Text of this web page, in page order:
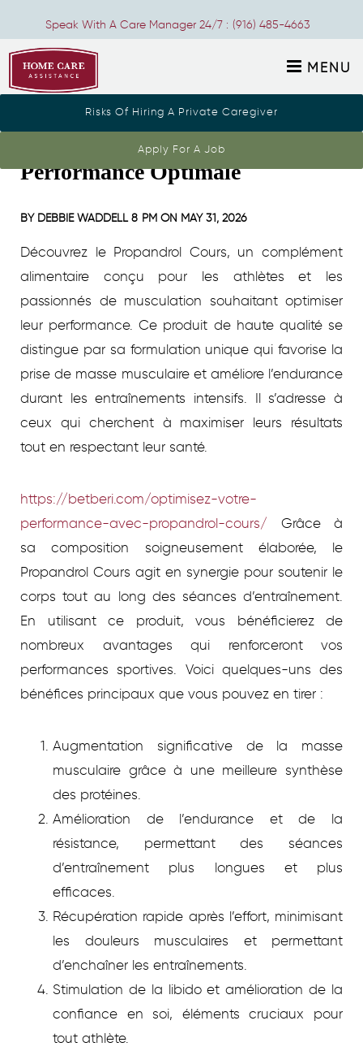
Speak With A Care Manager 24/7 : (916) 485-4663
MENU
Risks Of Hiring A Private Caregiver
Apply For A Job
Propandrol Cours pour une
Performance Optimale
BY DEBBIE WADDELL8 PM ON MAY 31, 2026
Découvrez le Propandrol Cours, un complément
alimentaire conçu pour les athlètes et les
passionnés de musculation souhaitant optimiser
leur performance. Ce produit de haute qualité se
distingue par sa formulation unique qui favorise la
prise de masse musculaire et améliore l’endurance
durant les entraînements intensifs. Il s’adresse à
ceux qui cherchent à maximiser leurs résultats
tout en respectant leur santé.
https://betberi.com/optimisez-votre-
performance-avec-propandrol-cours/ Grâce à
sa composition soigneusement élaborée, le
Propandrol Cours agit en synergie pour soutenir le
corps tout au long des séances d’entraînement.
En utilisant ce produit, vous bénéficierez de
nombreux avantages qui renforceront vos
performances sportives. Voici quelques-uns des
bénéfices principaux que vous pouvez en tirer :
Augmentation significative de la masse
musculaire grâce à une meilleure synthèse
des protéines.
Amélioration de l’endurance et de la
résistance, permettant des séances
d’entraînement plus longues et plus
efficaces.
Récupération rapide après l’effort, minimisant
les douleurs musculaires et permettant
d’enchaîner les entraînements.
Stimulation de la libido et amélioration de la
confiance en soi, éléments cruciaux pour
tout athlète.